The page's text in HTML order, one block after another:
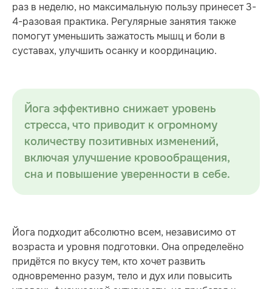
раз в неделю, но максимальную пользу принесет 3-
4-разовая практика. Регулярные занятия также
помогут уменьшить зажатость мышц и боли в
суставах, улучшить осанку и координацию.
Йога эффективно снижает уровень
стресса, что приводит к огромному
количеству позитивных изменений,
включая улучшение кровообращения,
сна и повышение уверенности в себе.
Йога подходит абсолютно всем, независимо от
возраста и уровня подготовки. Она определеёно
придётся по вкусу тем, кто хочет развить
одновременно разум, тело и дух или повысить